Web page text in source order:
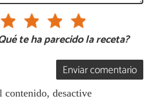
te ha parecido la receta?
Enviar comentario
contenido, desactive